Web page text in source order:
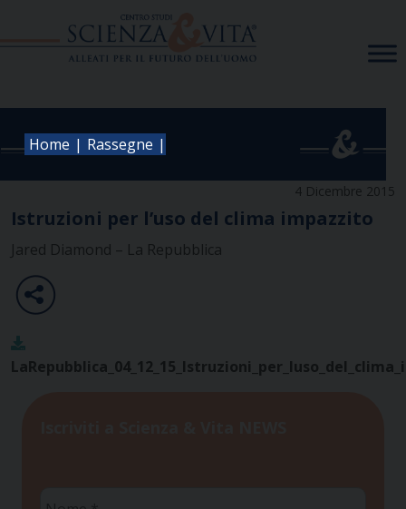
Home | Rassegne |
4 Dicembre 2015
Istruzioni per l’uso del clima impazzito
Jared Diamond – La Repubblica